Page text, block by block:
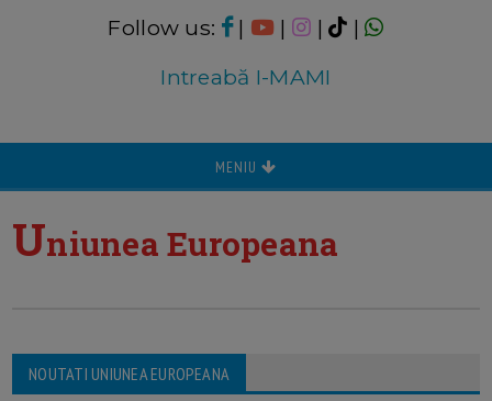
Follow us: | | |
|
Intreabă I-MAMI
MENIU
Uniunea Europeana
NOUTATI UNIUNEA EUROPEANA